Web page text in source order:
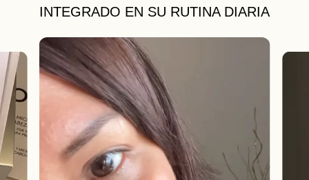
INTEGRADO EN SU RUTINA DIARIA